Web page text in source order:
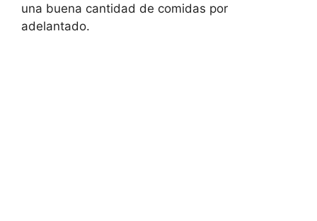
una buena cantidad de comidas por
adelantado.